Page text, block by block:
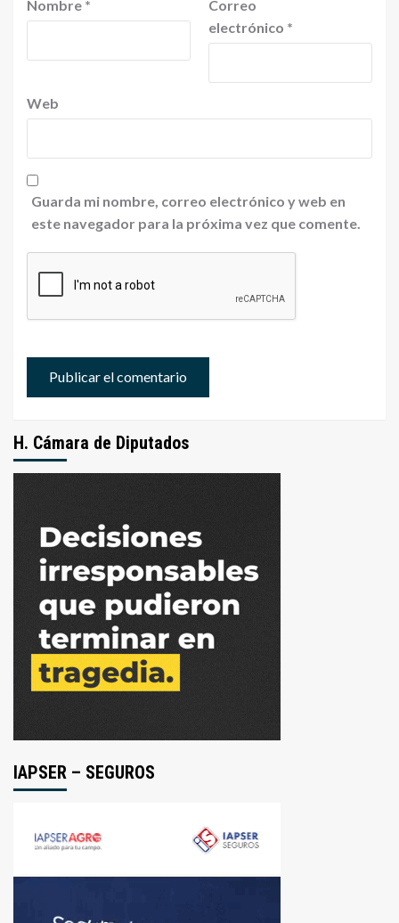
Nombre *
Correo
electrónico *
Web
Guarda mi nombre, correo electrónico y web en
este navegador para la próxima vez que comente.
H. Cámara de Diputados
IAPSER – SEGUROS